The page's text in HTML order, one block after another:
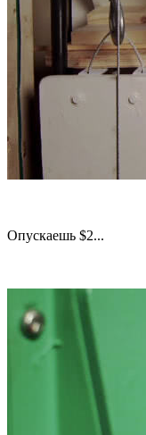
Опускаешь $2...